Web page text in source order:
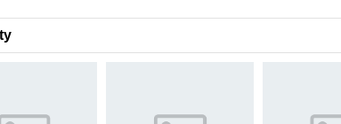
mong muốn của quý khách sẽ được đáp ứng một